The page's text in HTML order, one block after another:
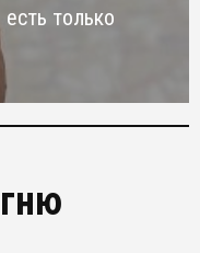
только